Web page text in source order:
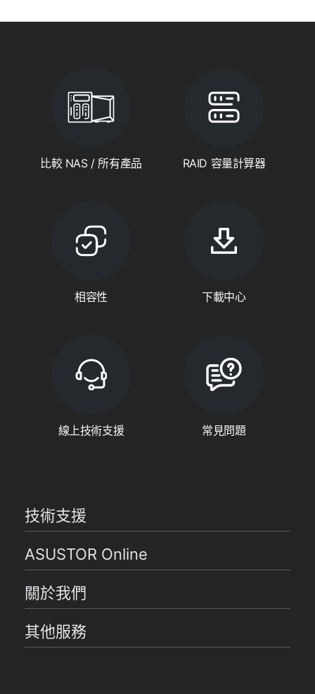
比較 NAS / 所有產品 RAID 容量計算器
相容性 下載中心
線上技術支援 常見問題
技術支援
ASUSTOR Online
關於我們
其他服務